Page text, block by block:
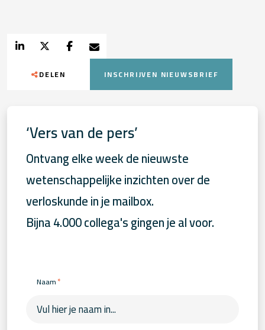
DELEN INSCHRIJVEN NIEUWSBRIEF
‘Vers van de pers’
Ontvang elke week de nieuwste
wetenschappelijke inzichten over de
verloskunde in je mailbox.
Bijna 4.000 collega's gingen je al voor.
Naam*